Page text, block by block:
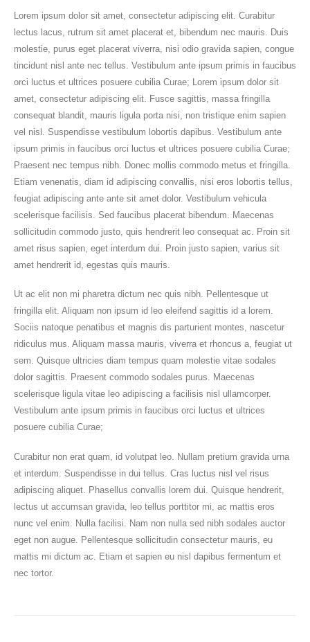
Lorem ipsum dolor sit amet, consectetur adipiscing elit. Curabitur
lectus lacus, rutrum sit amet placerat et, bibendum nec mauris. Duis
molestie, purus eget placerat viverra, nisi odio gravida sapien, congue
tincidunt nisl ante nec tellus. Vestibulum ante ipsum primis in faucibus
orci luctus et ultrices posuere cubilia Curae; Lorem ipsum dolor sit
amet, consectetur adipiscing elit. Fusce sagittis, massa fringilla
consequat blandit, mauris ligula porta nisi, non tristique enim sapien
vel nisl. Suspendisse vestibulum lobortis dapibus. Vestibulum ante
ipsum primis in faucibus orci luctus et ultrices posuere cubilia Curae;
Praesent nec tempus nibh. Donec mollis commodo metus et fringilla.
Etiam venenatis, diam id adipiscing convallis, nisi eros lobortis tellus,
feugiat adipiscing ante ante sit amet dolor. Vestibulum vehicula
scelerisque facilisis. Sed faucibus placerat bibendum. Maecenas
sollicitudin commodo justo, quis hendrerit leo consequat ac. Proin sit
amet risus sapien, eget interdum dui. Proin justo sapien, varius sit
amet hendrerit id, egestas quis mauris.
Ut ac elit non mi pharetra dictum nec quis nibh. Pellentesque ut
fringilla elit. Aliquam non ipsum id leo eleifend sagittis id a lorem.
Sociis natoque penatibus et magnis dis parturient montes, nascetur
ridiculus mus. Aliquam massa mauris, viverra et rhoncus a, feugiat ut
sem. Quisque ultricies diam tempus quam molestie vitae sodales
dolor sagittis. Praesent commodo sodales purus. Maecenas
scelerisque ligula vitae leo adipiscing a facilisis nisl ullamcorper.
Vestibulum ante ipsum primis in faucibus orci luctus et ultrices
posuere cubilia Curae;
Curabitur non erat quam, id volutpat leo. Nullam pretium gravida urna
et interdum. Suspendisse in dui tellus. Cras luctus nisl vel risus
adipiscing aliquet. Phasellus convallis lorem dui. Quisque hendrerit,
lectus ut accumsan gravida, leo tellus porttitor mi, ac mattis eros
nunc vel enim. Nulla facilisi. Nam non nulla sed nibh sodales auctor
eget non augue. Pellentesque sollicitudin consectetur mauris, eu
mattis mi dictum ac. Etiam et sapien eu nisl dapibus fermentum et
nec tortor.